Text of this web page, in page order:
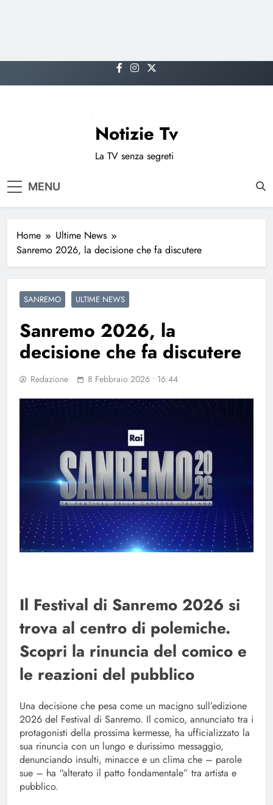
to
Notizie Tv
La TV senza segreti
MENU
Home
Ultime News
Sanremo 2026, la decisione che fa discutere
SANREMO ULTIME NEWS
Sanremo 2026, la
decisione che fa discutere
Redazione 8 Febbraio 2026 • 16:44
Il Festival di Sanremo 2026 si
trova al centro di polemiche.
Scopri la rinuncia del comico e
le reazioni del pubblico
Una decisione che pesa come un macigno sull’edizione
2026 del Festival di Sanremo. Il comico, annunciato tra i
protagonisti della prossima kermesse, ha ufficializzato la
sua rinuncia con un lungo e durissimo messaggio,
denunciando insulti, minacce e un clima che – parole
sue – ha “alterato il patto fondamentale” tra artista e
pubblico.